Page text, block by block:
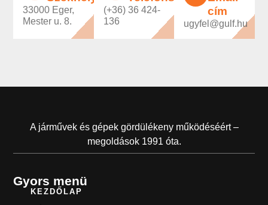
33000 Eger,
Mester u. 8.
(+36) 36 424-
136
cím
ugyfel@gulf.hu
A járművek és gépek gördülékeny működéséért –
megoldások 1991 óta.
Gyors menü
KEZDŐLAP